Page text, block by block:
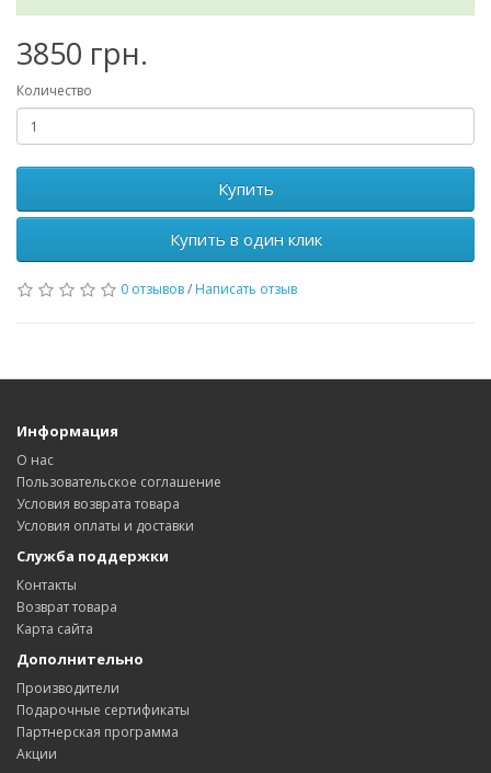
3850 грн.
Количество
Купить
Купить в один клик
0 отзывов/ Написать отзыв
Информация
О нас
Пользовательское соглашение
Условия возврата товара
Условия оплаты и доставки
Служба поддержки
Контакты
Возврат товара
Карта сайта
Дополнительно
Производители
Подарочные сертификаты
Партнерская программа
Акции